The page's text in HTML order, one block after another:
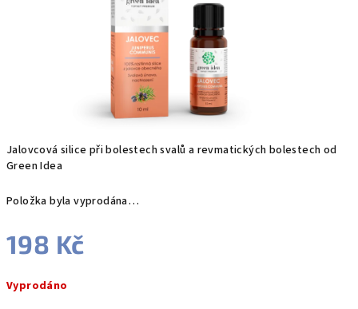
Jalovcová silice při bolestech svalů a revmatických bolestech od
Green Idea
Položka byla vyprodána…
198 Kč
cena:
Vyprodáno